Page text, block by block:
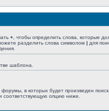
+ , чтобы определить слова, которые
разделить слова символом | для
шаблона.
в которых будет произведен
соответствующую опцию ниже.